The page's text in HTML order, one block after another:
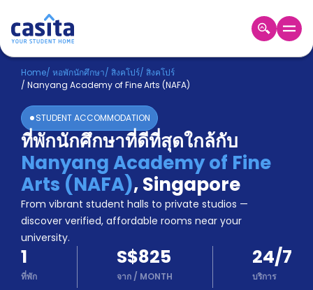
Home TH SGD
เข้าสู่
ระบบ
Booking
Accommodation
About
us
Blog
Refer
And
Earn
Become
A
Partner
Help
Home/ หอพักนักศึกษา/ สิงคโปร์/ สิงคโปร์
/ Nanyang Academy of Fine Arts (NAFA)
STUDENT ACCOMMODATION
ที่พักนักศึกษาที่ดีที่สุดใกล้กับ
Nanyang Academy of Fine
Arts (NAFA),Singapore
From vibrant student halls to private studios —
discover verified, affordable rooms near your
university.
1
ที่พัก
S$825
จาก / MONTH
24/7
บริการ